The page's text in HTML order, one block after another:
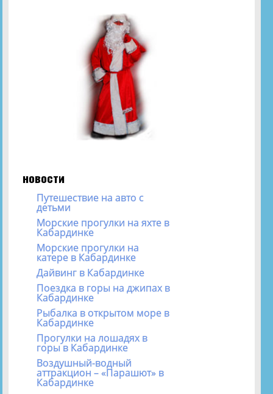
новости
Путешествие на авто с
детьми
Морские прогулки на яхте в
Кабардинке
Морские прогулки на
катере в Кабардинке
Дайвинг в Кабардинке
Поездка в горы на джипах в
Кабардинке
Рыбалка в открытом море в
Кабардинке
Прогулки на лошадях в
горы в Кабардинке
Воздушный-водный
аттракцион – «Парашют» в
Кабардинке